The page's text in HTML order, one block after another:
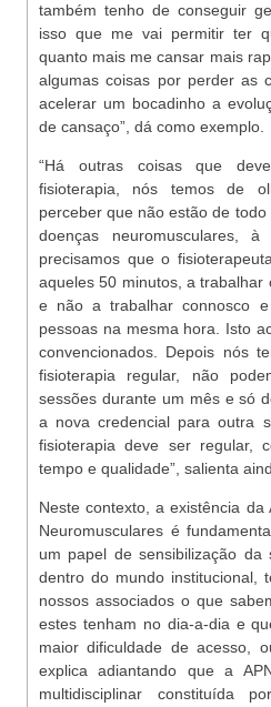
também tenho de conseguir
isso que me vai permitir ter
quanto mais me cansar mais
algumas coisas por perder as
acelerar um bocadinho a
de cansaço”, dá como exemplo.
“Há outras coisas que
fisioterapia, nós temos de
perceber que não estão de
doenças neuromusculares,
precisamos que o
aqueles 50 minutos, a trabalhar
e não a trabalhar connosco
pessoas na mesma hora. Isto
convencionados. Depois nós
fisioterapia regular, não
sessões durante um mês e só
a nova credencial para outra
fisioterapia deve ser regular,
tempo e qualidade”, salienta
Neste contexto, a existência da
Neuromusculares é
um papel de sensibilização da
dentro do mundo institucional,
nossos associados o que
estes tenham no dia-a-dia e
maior dificuldade de acesso,
explica adiantando que a
multidisciplinar constituída